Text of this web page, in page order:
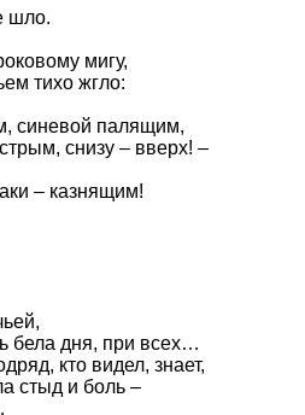
шло.
мигу,
тихо жгло:
синевой палящим,
снизу – вверх! –
кто видел, знает,
стыд и боль –